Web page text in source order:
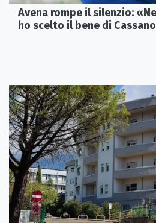
Avena rompe il silenzio:
ho scelto il bene di